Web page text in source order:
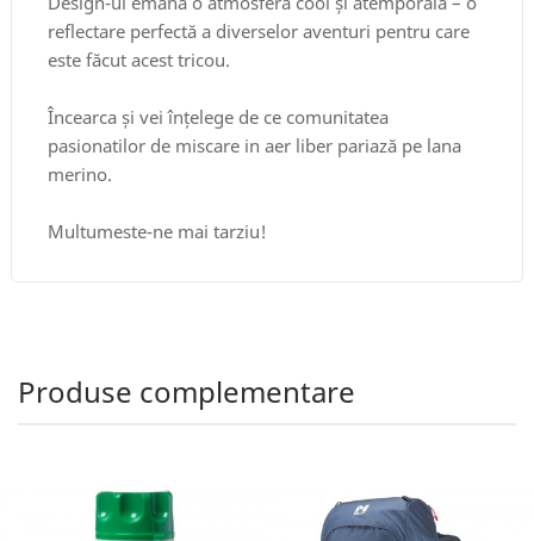
reflectare perfectă a diverselor aventuri pentru care
este făcut acest tricou.
Încearca și vei înțelege de ce comunitatea
pasionatilor de miscare in aer liber pariază pe lana
merino.
Multumeste-ne mai tarziu!
Produse complementare